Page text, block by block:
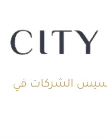
الشركات في